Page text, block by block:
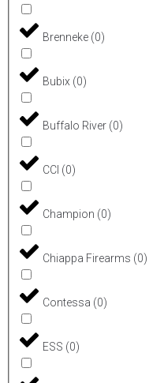
Brenneke (0)
Bubix (0)
Buffalo River (0)
CCI (0)
Champion (0)
Chiappa Firearms (0)
Contessa (0)
ESS (0)